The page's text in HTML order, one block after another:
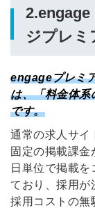
2.engage
ジプレミ
engageプレミ
は、「料金体系
です。
通常の求人サイ
固定の掲載課
日単位で掲載
ており、採用が
採用コストの無